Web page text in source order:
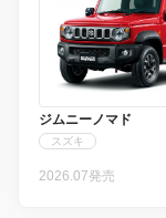
ジムニーノマド
スズキ
2026.07発売